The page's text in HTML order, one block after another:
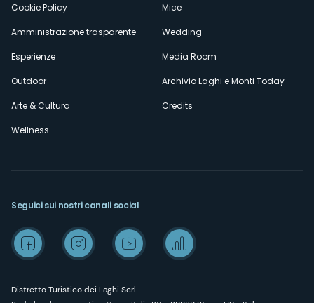
Cookie Policy
Amministrazione trasparente
Esperienze
Outdoor
Arte & Cultura
Wellness
Mice
Wedding
Media Room
Archivio Laghi e Monti Today
Credits
Distretto Turistico dei Laghi Scrl
Seguici sui nostri canali social